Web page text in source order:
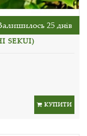
25 днів
SEKUI)
КУПИТИ